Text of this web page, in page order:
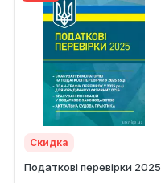
Скидка
Податкові перевірки 2025